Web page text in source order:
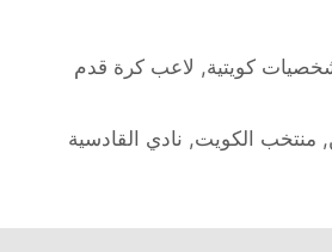
كويتية, لاعب كرة قدم
, منتخب الكويت, نادي القادسية